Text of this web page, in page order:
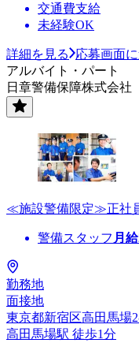
交通費支給
未経験OK
詳細を見る
応募画面
アルバイト・パート
日章警備保障株式会社
≪施設警備限定≫正社
警備スタッフ 月給
勤務地
面接地
東京都新宿区高田馬場
高田馬場駅 徒歩1分